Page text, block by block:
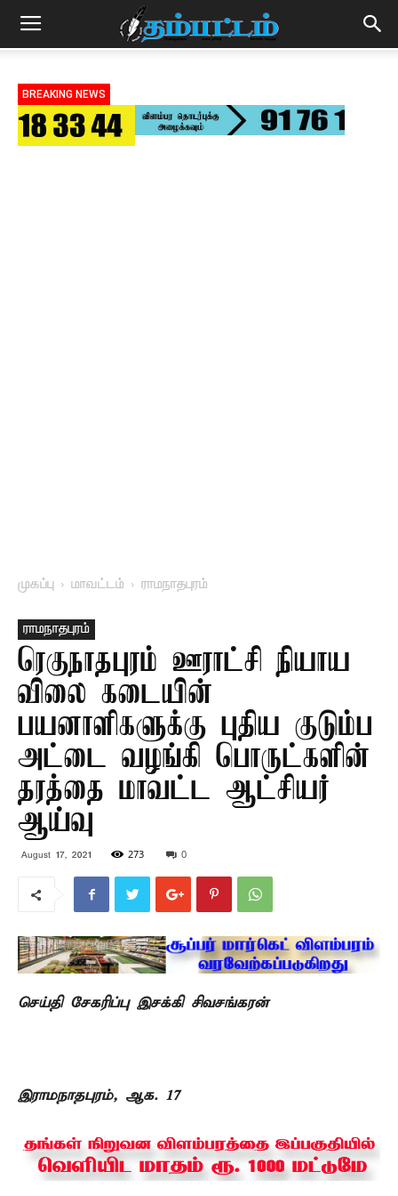
BREAKING NEWS
முகப்பு மாவட்டம் ராமநாதபுரம்
ராமநாதபுரம்
ரெகுநாதபுரம் ஊராட்சி நியாய
விலை கடையின்
பயனாளிகளுக்கு புதிய குடும்ப
அட்டை வழங்கி பொருட்களின்
தரத்தை மாவட்ட ஆட்சியர்
ஆய்வு
August 17, 2021 273 0
செய்தி சேகரிப்பு இசக்கி சிவசங்கரன்
இராமநாதபுரம், ஆக. 17 –